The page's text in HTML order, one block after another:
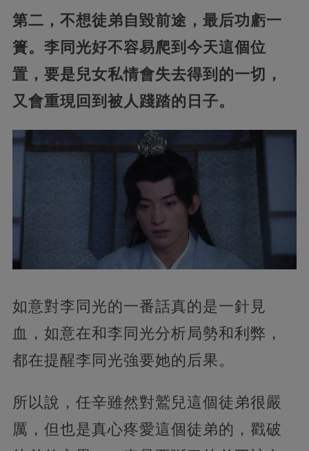
第二，不想徒弟自毀前途，最后功虧一
簣。李同光好不容易爬到今天這個位
置，要是兒女私情會失去得到的一切，
又會重現回到被人踐踏的日子。
如意對李同光的一番話真的是一針見
血，如意在和李同光分析局勢和利弊，
都在提醒李同光強要她的后果。
所以說，任辛雖然對鷲兒這個徒弟很嚴
厲，但也是真心疼愛這個徒弟的，戳破